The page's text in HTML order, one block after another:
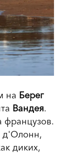
на Берег
Вандея.
французов.
д'Олонн,
диких,